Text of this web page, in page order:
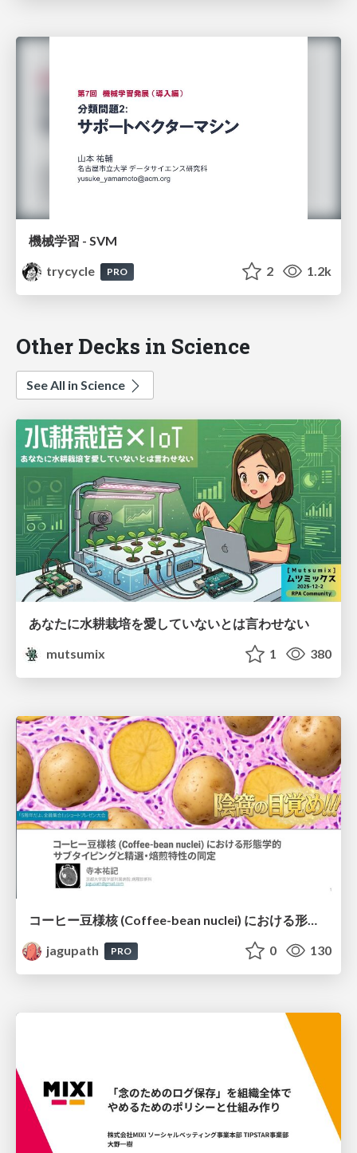
機械学習 - SVM
trycycle
PRO 2 1.2k
Other Decks in Science
See All in Science
あなたに水耕栽培を愛していないとは言わせない
mutsumix
1 380
コーヒー豆様核 (Coffee-bean nuclei) における形態学的サブタイピングと精選・焙煎特性の同定
jagupath
PRO 0 130